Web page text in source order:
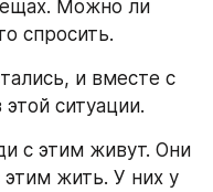
Можно ли
спросить.
и вместе с
ситуации.
с этим живут. Они
жить. У них у